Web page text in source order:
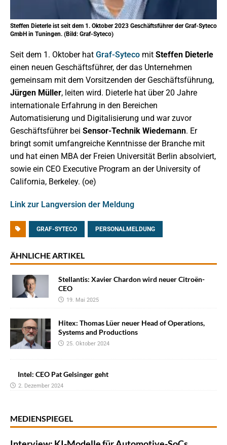
Steffen Dieterle ist seit dem 1. Oktober 2023 Geschäftsführer der Graf-Syteco
GmbH in Tuningen. (Bild: Graf-Syteco)
Seit dem 1. Oktober hat Graf-Syteco mit Steffen Dieterle
einen neuen Geschäftsführer, der das Unternehmen
gemeinsam mit dem Vorsitzenden der Geschäftsführung,
Jürgen Müller, leiten wird. Dieterle hat über 20 Jahre
internationale Erfahrung in den Bereichen
Automatisierung und Digitalisierung und war zuvor
Geschäftsführer bei Sensor-Technik Wiedemann. Er
bringt somit umfangreiche Kenntnisse der Branche mit
und hat einen MBA der Freien Universität Berlin absolviert,
sowie ein CEO Executive Program an der University of
California, Berkeley. (oe)
Link zur Langversion der Meldung
GRAF-SYTECO PERSONALMELDUNG
ÄHNLICHE ARTIKEL
Stellantis: Xavier Chardon wird neuer Citroën-
CEO
19. Mai 2025
Hitex: Thomas Lüer neuer Head of Operations,
Systems and Productions
25. Oktober 2024
Intel: CEO Pat Gelsinger geht
2. Dezember 2024
MEDIENSPIEGEL